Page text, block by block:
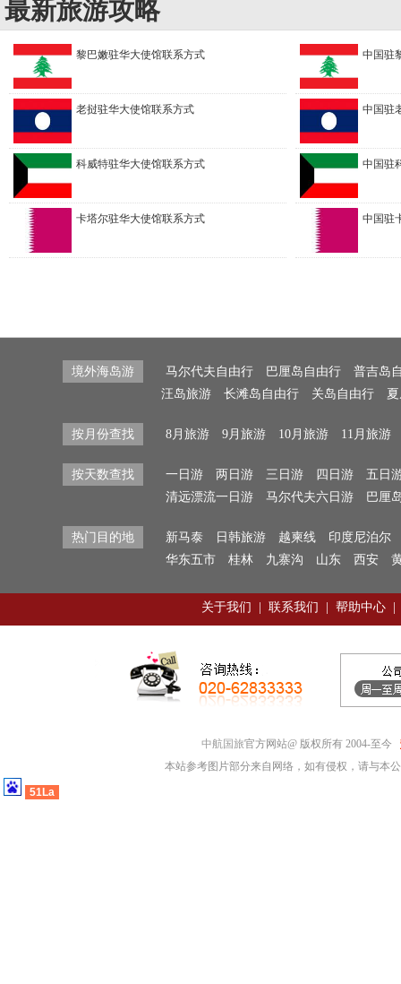
最新旅游攻略
黎巴嫩驻华大使馆联系方式 中国驻
老挝驻华大使馆联系方式 中国驻
科威特驻华大使馆联系方式 中国驻
卡塔尔驻华大使馆联系方式 中国驻
境外海岛游 马尔代夫自由行 巴厘岛自由行
普吉岛
汪岛旅游
长滩岛自由行 关岛自由行
按月份查找 8月旅游 9月旅游 10月旅游 11月旅游
按天数查找 一日游 两日游 三日游 四日游
五日
清远漂流一日游
马尔代夫六日游 巴厘
热门目的地 新马泰 日韩旅游 越柬线
印度尼泊尔
华东五市
桂林 九寨沟 山东 西安
关于我们 联系我们 帮助中心
中航国旅官方网站@ 版权所有 2004-至今
本站参考图片部分来自网络，如有侵权，请与本
51La